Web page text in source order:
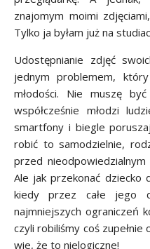
znajomym moimi
Tylko ja byłam już na
Udostępnianie zdjęć
jednym problemem,
młodości. Nie muszę
współcześnie młodzi
smartfony i biegle
robić to samodzielnie,
przed
Ale jak przekonać dziecko
kiedy przez całe jego
najmniejszych ograniczeń
czyli robiliśmy coś
wie, że to nielogiczne!